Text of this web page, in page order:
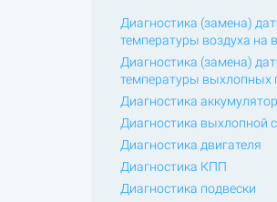
Диагностика (замена)
температуры воздуха на
Диагностика (замена)
температуры выхлопных
Диагностика
Диагностика выхлопной
Диагностика двигателя
Диагностика КПП
Диагностика подвески